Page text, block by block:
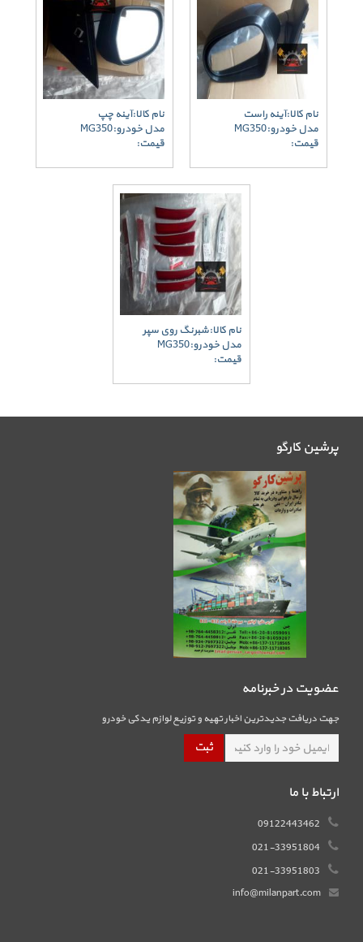
نام کالا:آینه راست
مدل خودرو:MG350
قیمت:
نام کالا:آینه چپ
مدل خودرو:MG350
قیمت:
نام کالا:شبرنگ روی سپر
مدل خودرو:MG350
قیمت:
پرشین کارگو
عضویت در خبرنامه
جهت دریافت جدیدترین اخبار تهیه و توزیع لوازم یدکی خودرو
ارتباط با ما
09122443462
021-33951804
021-33951803
info@milanpart.com